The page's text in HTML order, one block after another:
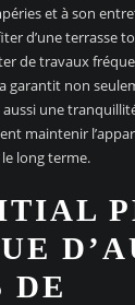
et à son
d’une terrasse
de travaux
garantit non
une
maintenir
long terme.
DE